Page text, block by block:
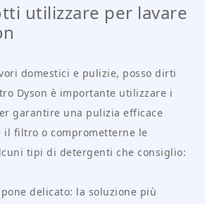
utilizzare per lavare
domestici e pulizie, posso dirti
Dyson è importante utilizzare i
garantire una pulizia efficace
il filtro o comprometterne le
tipi di detergenti che consiglio:
delicato: la soluzione più